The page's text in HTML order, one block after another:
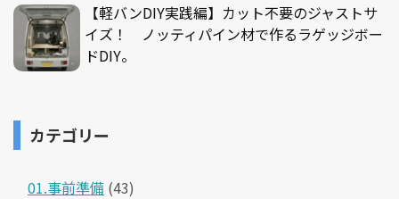
【軽バンDIY実践編】カット不要のジャストサ
イズ！ ノッティパイン材で作るラゲッジボー
ドDIY。
カテゴリー
01.事前準備 (43)